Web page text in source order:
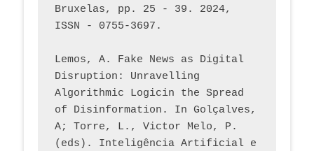
Bruxelas, pp. 25 - 39. 2024,
ISSN - 0755-3697.
Lemos, A. Fake News as Digital
Disruption: Unravelling
Algorithmic Logicin the Spread
of Disinformation. In Golçalves,
A; Torre, L., Victor Melo, P.
(eds). Inteligência Artificial e